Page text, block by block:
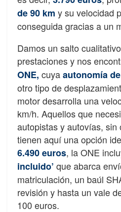
de 90 km y su velocidad
conseguida gracias a un
Damos un salto
prestaciones y nos
ONE, cuyaautonomía
otro tipo de
motor desarrolla una
km/h. Aquellos que
autopistas y autovías, sin
tienen aquí una opción
6.490 euros, la ONE
incluido’ que abarca
matriculación, un baúl
revisión y hasta un vale
100 euros.